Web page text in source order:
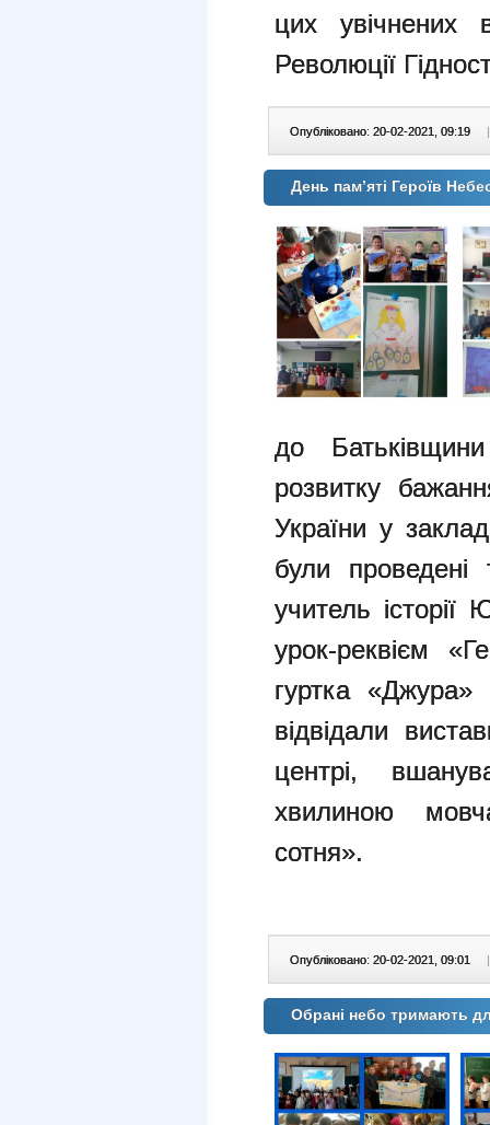
цих увічнених
Революції
Опубліковано: 20-02-2021, 09:19 |
День памʼяті Героїв
до Батьківщини
розвитку
України у
були проведені
учитель
урок-реквієм
гуртка «Джура»
відвідали
центрі,
хвилиною
сотня».
Опубліковано: 20-02-2021, 09:01 |
Обрані небо тримають